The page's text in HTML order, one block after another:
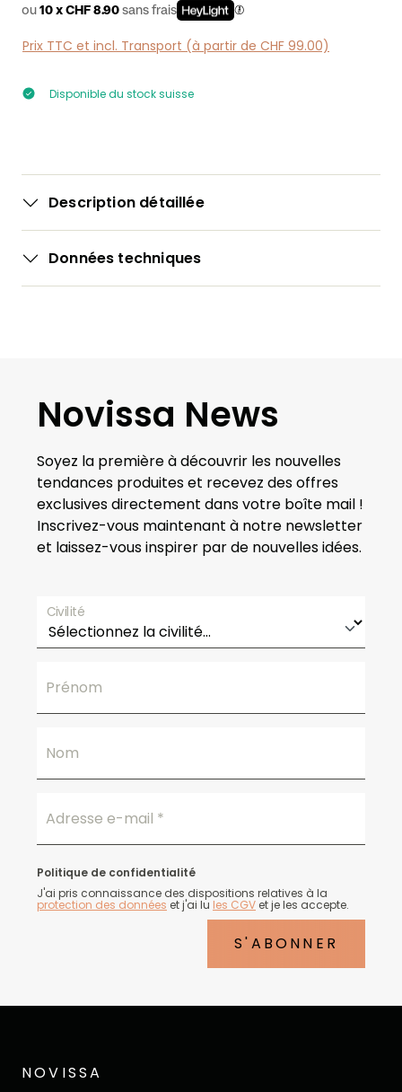
ou 10 x CHF 8.90 sans frais
Prix TTC et incl. Transport (à partir de CHF 99.00)
Disponible du stock suisse
Description détaillée
Données techniques
Novissa News
Soyez la première à découvrir les nouvelles
tendances produites et recevez des offres
exclusives directement dans votre boîte mail !
Inscrivez-vous maintenant à notre newsletter
et laissez-vous inspirer par de nouvelles idées.
Civilité
Prénom
Nom
Adresse e-mail *
Politique de confidentialité
J'ai pris connaissance des dispositions relatives à la
protection des données et j'ai lu les CGV et je les accepte.
S'ABONNER
NOVISSA